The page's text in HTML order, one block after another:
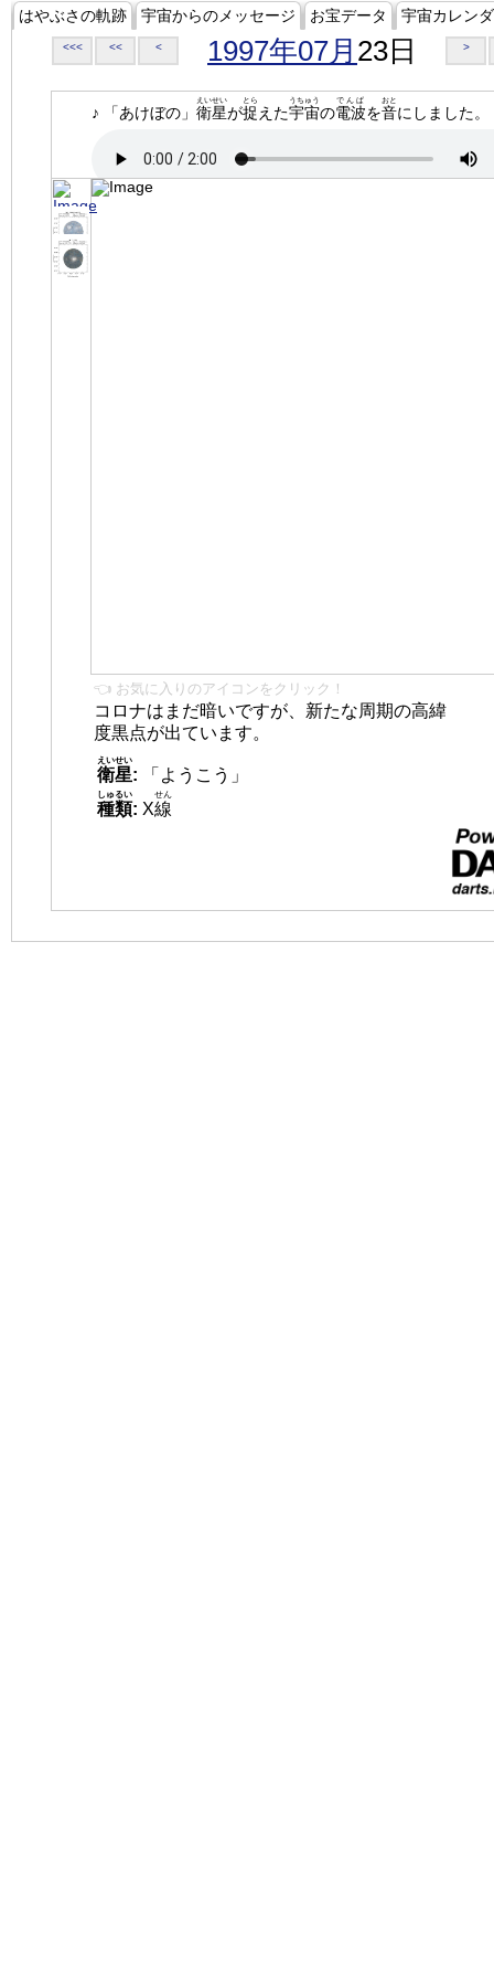
はやぶさの軌跡 宇宙からのメッセージ お宝データ 宇宙カレン
<<< << < 1997年07月 23日 >
♪ 「あけぼの」 衛星
えいせい
が捉
とら
えた宇宙
うちゅう
の電波
でんぱ
を音
おと
にしました。
👈 お気に入りのアイコンをクリック！
コロナはまだ暗いですが、新たな周期の高緯
度黒点が出ています。
衛星
えいせい
:
「ようこう」
種類
しゅるい
: X線
せん